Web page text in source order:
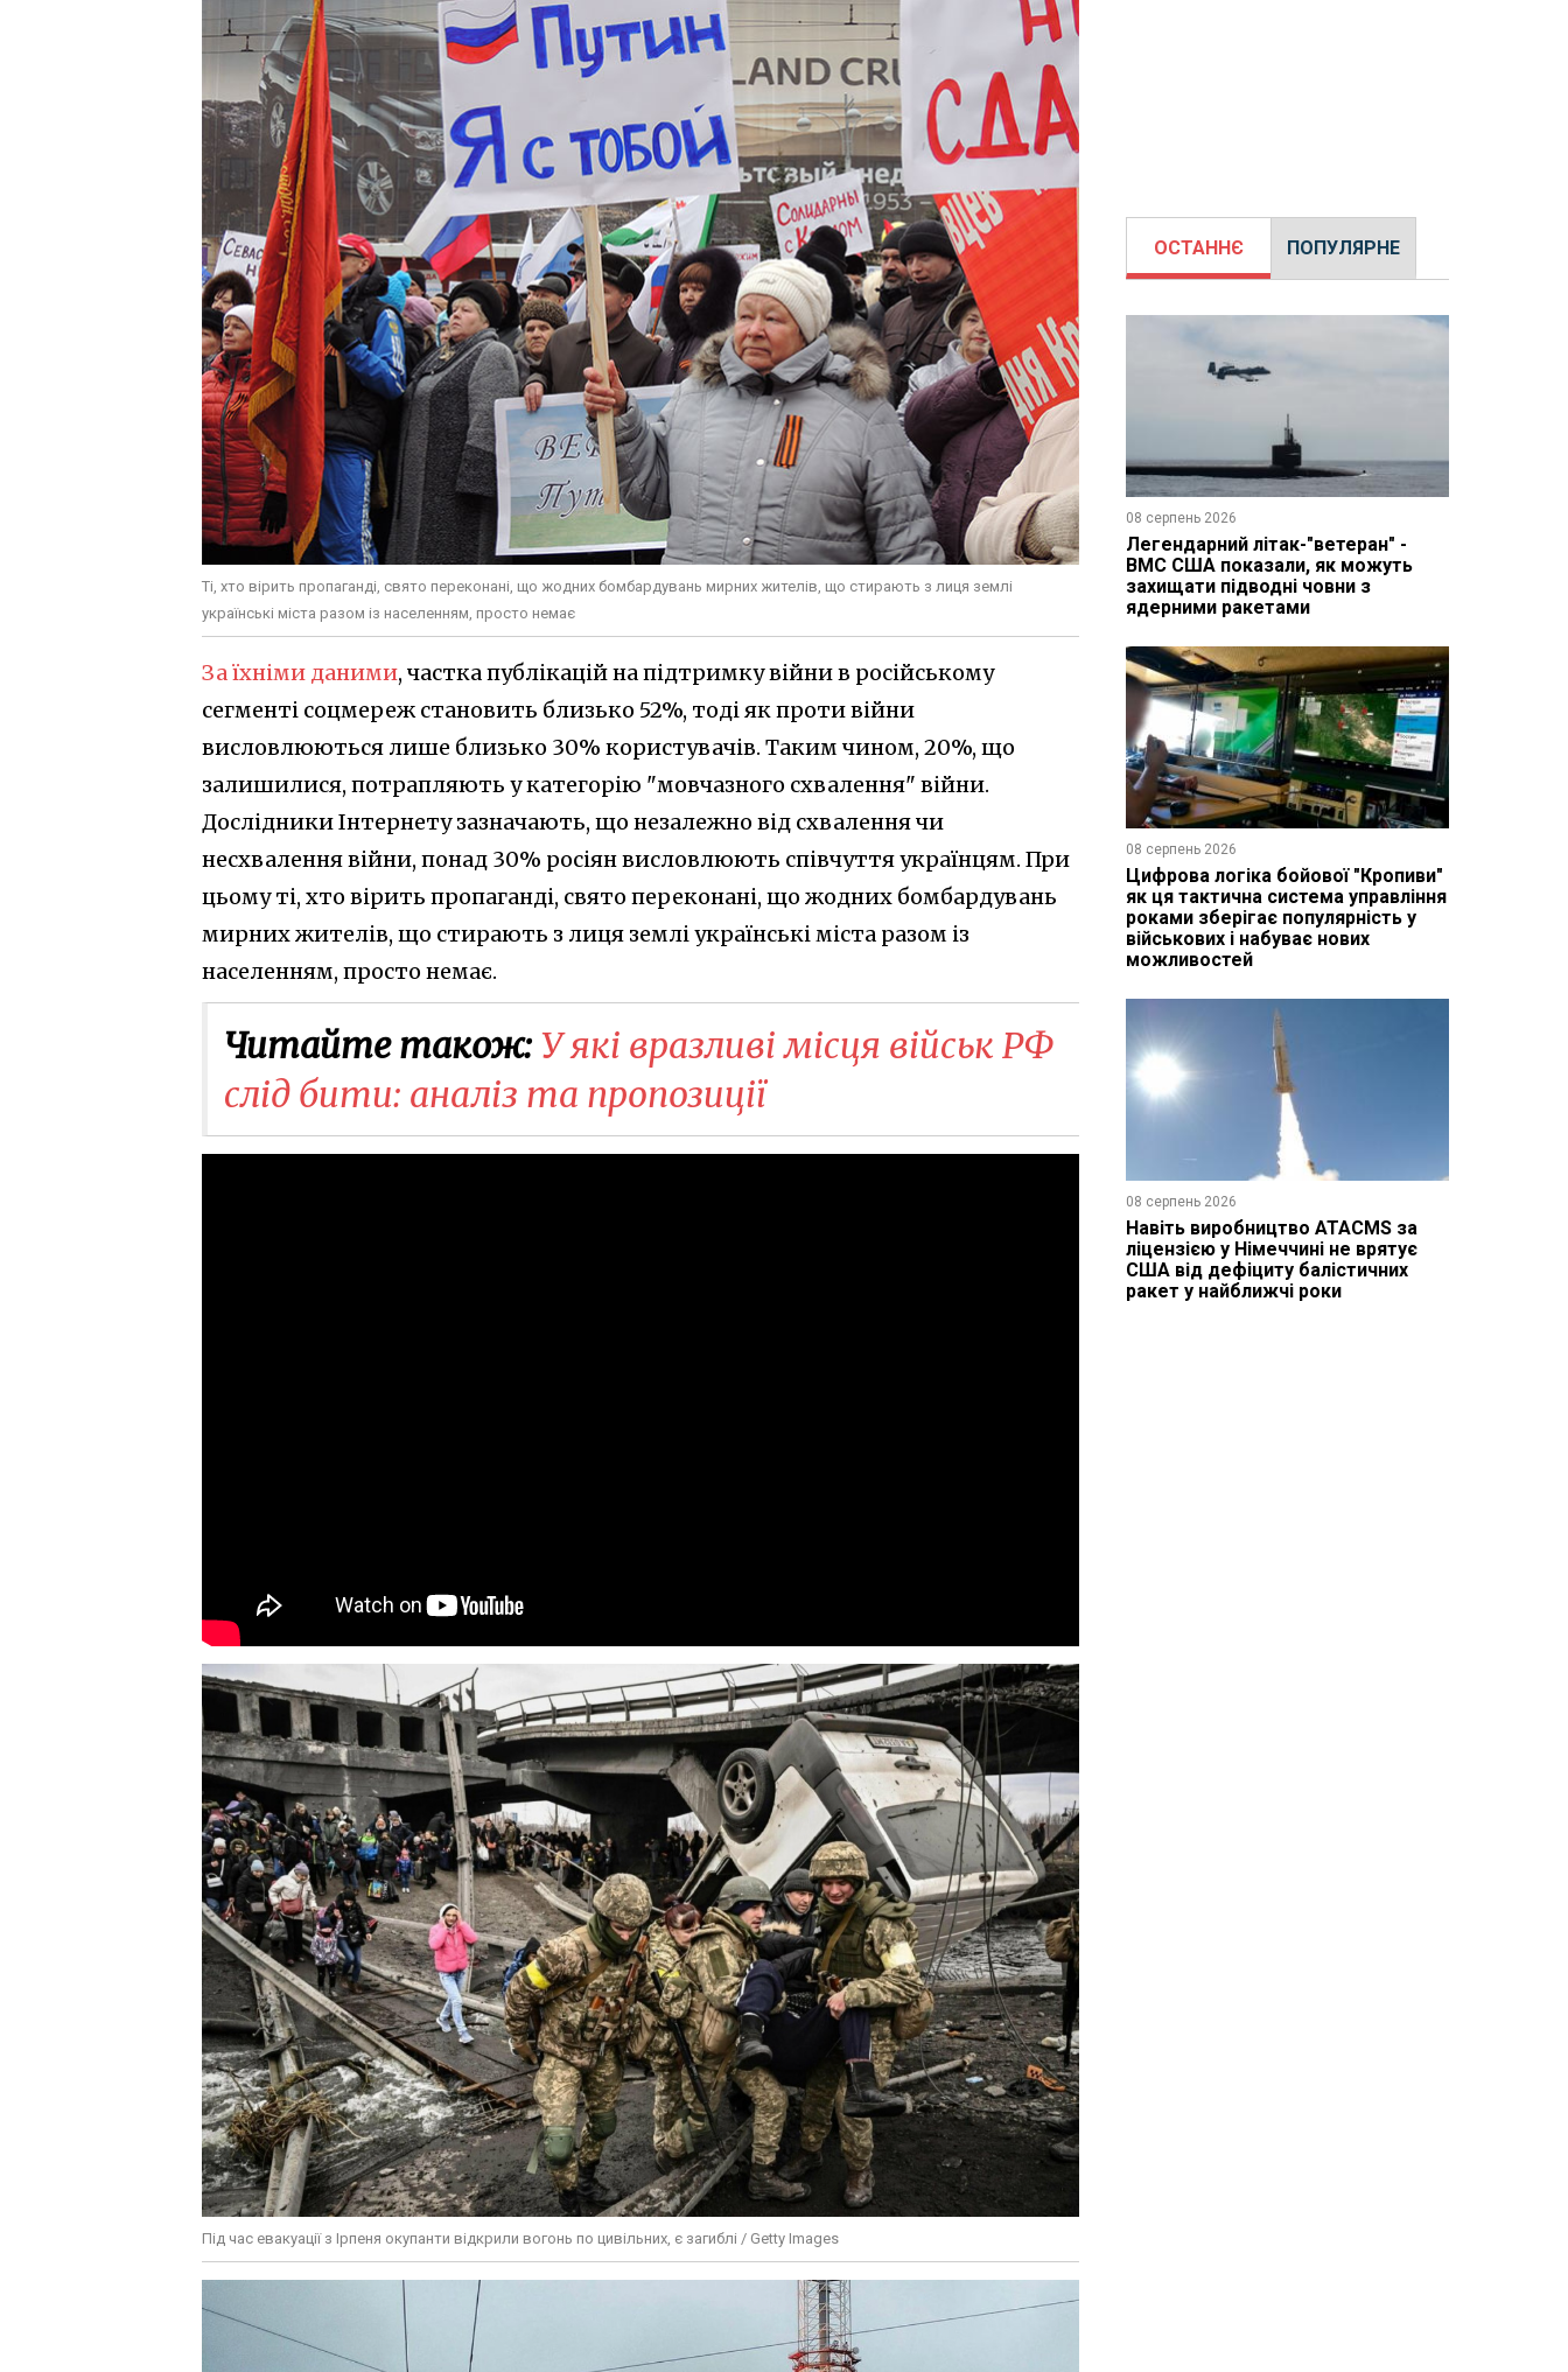
Ті, хто вірить пропаганді, свято переконані, що жодних бомбардувань мирних жителів, що стирають з лиця землі
українські міста разом із населенням, просто немає
За їхніми даними, частка публікацій на підтримку війни в російському
сегменті соцмереж становить близько 52%, тоді як проти війни
висловлюються лише близько 30% користувачів. Таким чином, 20%, що
залишилися, потрапляють у категорію "мовчазного схвалення" війни.
Дослідники Інтернету зазначають, що незалежно від схвалення чи
несхвалення війни, понад 30% росіян висловлюють співчуття українцям. При
цьому ті, хто вірить пропаганді, свято переконані, що жодних бомбардувань
мирних жителів, що стирають з лиця землі українські міста разом із
населенням, просто немає.
Читайте також: У які вразливі місця військ РФ
слід бити: аналіз та пропозиції
Під час евакуації з Ірпеня окупанти відкрили вогонь по цивільних, є загиблі / Getty Images
ОСТАННЄ ПОПУЛЯРНЕ
08 серпень 2026
Легендарний літак-"ветеран" -
ВМС США показали, як можуть
захищати підводні човни з
ядерними ракетами
08 серпень 2026
Цифрова логіка бойової "Кропиви"
як ця тактична система управління
роками зберігає популярність у
військових і набуває нових
можливостей
08 серпень 2026
Навіть виробництво ATACMS за
ліцензією у Німеччині не врятує
США від дефіциту балістичних
ракет у найближчі роки